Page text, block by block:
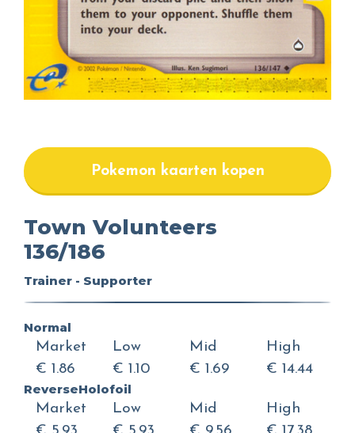
Pokemon kaarten kopen
Town Volunteers
136/186
Trainer - Supporter
Normal
Market
€ 1.86
Low
€ 1.10
Mid
€ 1.69
High
€ 14.44
ReverseHolofoil
Market
Low
Mid
High